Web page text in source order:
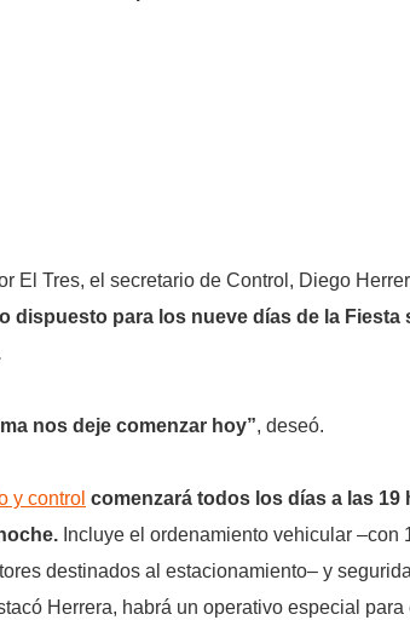
El Tres, el secretario de Control, Diego
dispuesto para los nueve días de la Fiesta
nos deje comenzar hoy”, deseó.
y control comenzará todos los días a las 19
Incluye el ordenamiento vehicular –con
destinados al estacionamiento– y
Herrera, habrá un operativo especial